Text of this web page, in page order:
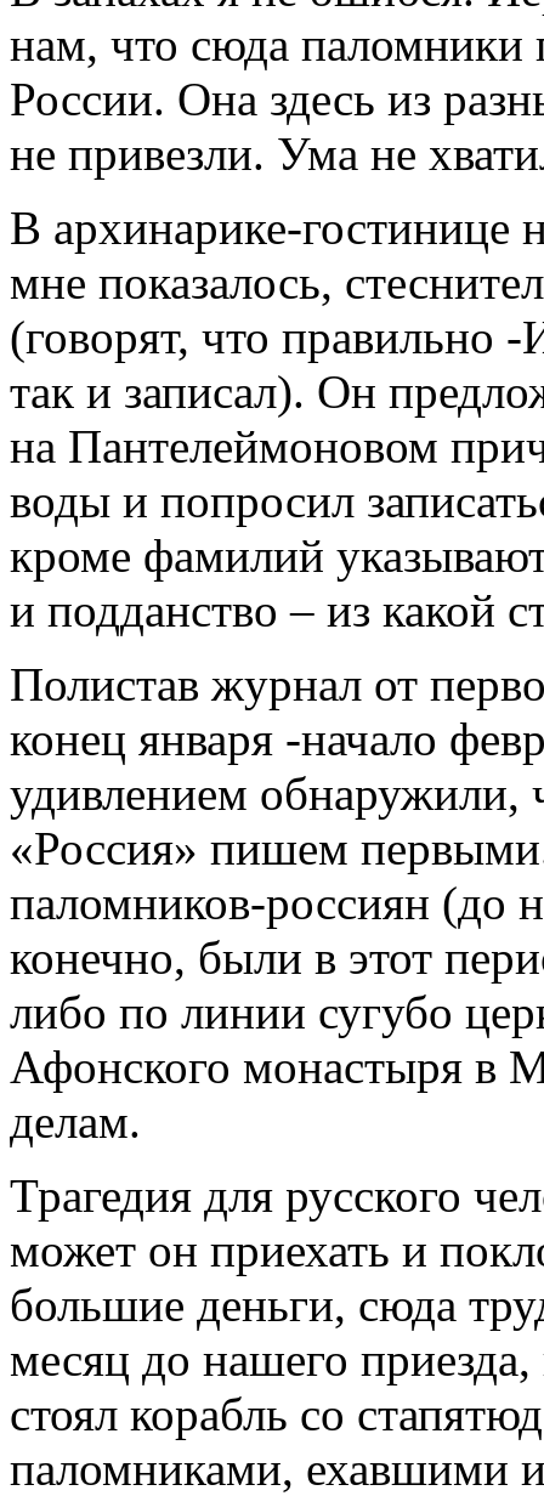
нам, что сюда паломники
России. Она здесь из
не привезли. Ума не
В архинарике-гостинице
мне показалось,
(говорят, что правильно
так и записал). Он
на Пантелеймоновом
воды и попросил
кроме фамилий
и подданство – из какой
Полистав журнал от
конец января -начало
удивлением обнаружили,
«Россия» пишем
паломников-россиян (до
конечно, были в этот
либо по линии сугубо
Афонского монастыря в
делам.
Трагедия для русского
может он приехать и
большие деньги, сюда
месяц до нашего приезда,
стоял корабль со
паломниками, ехавшими